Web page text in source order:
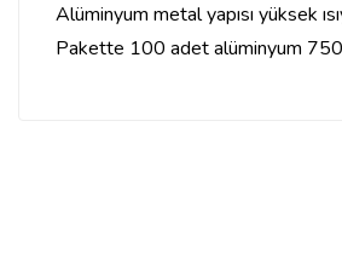
Alüminyum metal yapısı yüksek
Pakette 100 adet alüminyum